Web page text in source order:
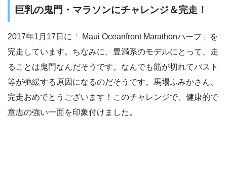
巨乳の鬼門・マラソンにチャレンジ＆完走！
2017年1月17日に「 Maui Oceanfront Marathonハーフ」を
完走しています。ちなみに、豊満系のモデルにとって、走
ることは鬼門なんだそうです。なんでも筋が切れてバスト
等が弛緩する原因になるのだそうです。馬場ふみかさん、
完走おめでとうございます！このチャレンジで、健康的で
意志の強い一面を印象付けました。